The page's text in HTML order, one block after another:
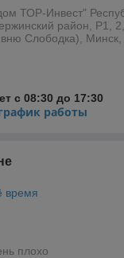
ТОР-Инвест"
район, Р1,
Слободка), Минск,
с 08:30 до 17:30
работы
время
плохо